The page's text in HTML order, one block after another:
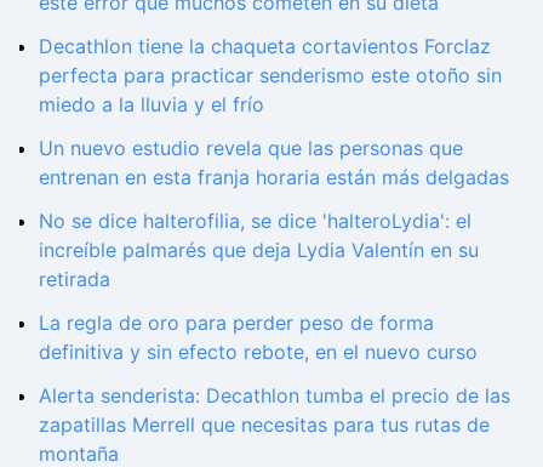
Decathlon tiene la chaqueta cortavientos Forclaz
perfecta para practicar senderismo este otoño sin
miedo a la lluvia y el frío
Un nuevo estudio revela que las personas que
entrenan en esta franja horaria están más delgadas
No se dice halterofilia, se dice 'halteroLydia': el
increíble palmarés que deja Lydia Valentín en su
retirada
La regla de oro para perder peso de forma
definitiva y sin efecto rebote, en el nuevo curso
Alerta senderista: Decathlon tumba el precio de las
zapatillas Merrell que necesitas para tus rutas de
montaña